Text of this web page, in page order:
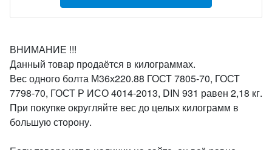
ВНИМАНИЕ !!!
Данный товар продаётся в килограммах.
Вес одного болта М36х220.88 ГОСТ 7805-70, ГОСТ
7798-70, ГОСТ Р ИСО 4014-2013, DIN 931 равен 2,18 кг.
При покупке округляйте вес до целых килограмм в
большую сторону.